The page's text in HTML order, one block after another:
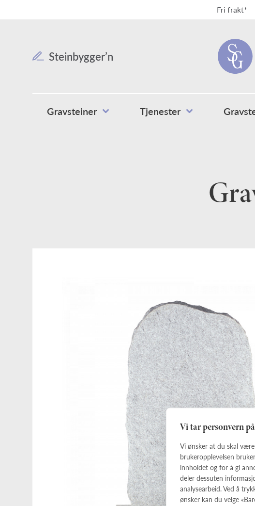
Vi tar personvern
Vi ønsker at du skal
brukeropplevelsen
innholdet og for å gi
deler dessuten
analysearbeid. Ved å
ønsker kan du velge
Fri frakt*
Steinbygger’n
Gravsteiner Tjenester